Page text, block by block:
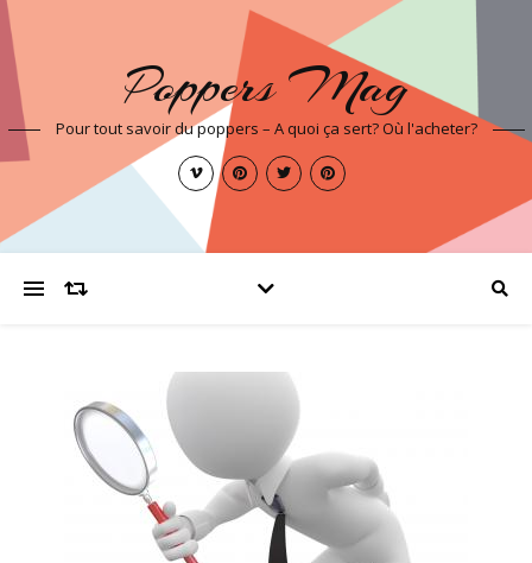
Poppers Mag
Pour tout savoir du poppers – A quoi ça sert? Où l'acheter?